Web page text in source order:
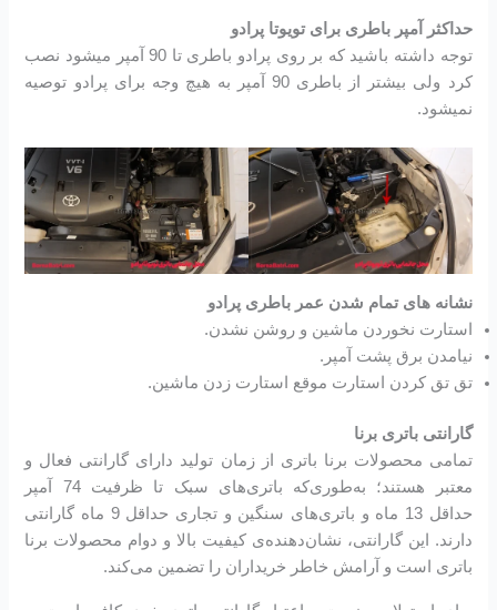
حداکثر آمپر باطری برای تویوتا پرادو
توجه داشته باشید که بر روی پرادو باطری تا 90 آمپر میشود نصب
کرد ولی بیشتر از باطری 90 آمپر به هیچ وجه برای پرادو توصیه
نمیشود.
نشانه های تمام شدن عمر باطری پرادو
استارت نخوردن ماشین و روشن نشدن.
نیامدن برق پشت آمپر.
تق تق کردن استارت موقع استارت زدن ماشین.
گارانتی باتری برنا
تمامی محصولات برنا باتری از زمان تولید دارای گارانتی فعال و
معتبر هستند؛ به‌طوری‌که باتری‌های سبک تا ظرفیت 74 آمپر
حداقل 13 ماه و باتری‌های سنگین و تجاری حداقل 9 ماه گارانتی
دارند. این گارانتی، نشان‌دهنده‌ی کیفیت بالا و دوام محصولات برنا
باتری است و آرامش خاطر خریداران را تضمین می‌کند.